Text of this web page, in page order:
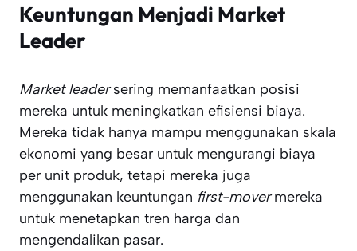
Keuntungan Menjadi Market
Leader
Market leadersering memanfaatkan posisi
mereka untuk meningkatkan efisiensi biaya.
Mereka tidak hanya mampu menggunakan skala
ekonomi yang besar untuk mengurangi biaya
per unit produk, tetapi mereka juga
menggunakan keuntungan first-movermereka
untuk menetapkan tren harga dan
mengendalikan pasar.